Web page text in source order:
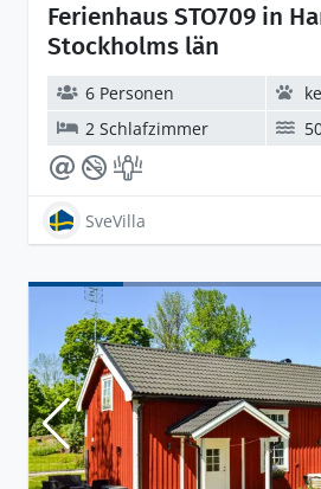
Ferienhaus STO709 in
Stockholms län
6 Personen
2 Schlafzimmer
SveVilla